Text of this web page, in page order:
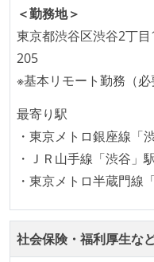
うにしている
提出されたコードに
が実行される環境が
コード品質評価ツー
テストの実施度
ほとんどのプロダク
施している
ほとんどの機能に
る
機能の実装と同時
＜勤務地＞
東京都渋谷区渋谷2丁
205
※基本リモート勤務（必
最寄り駅
・東京メトロ銀座線「
・ＪＲ山手線「渋谷」
・東京メトロ半蔵門線
社会保険・福利厚生な